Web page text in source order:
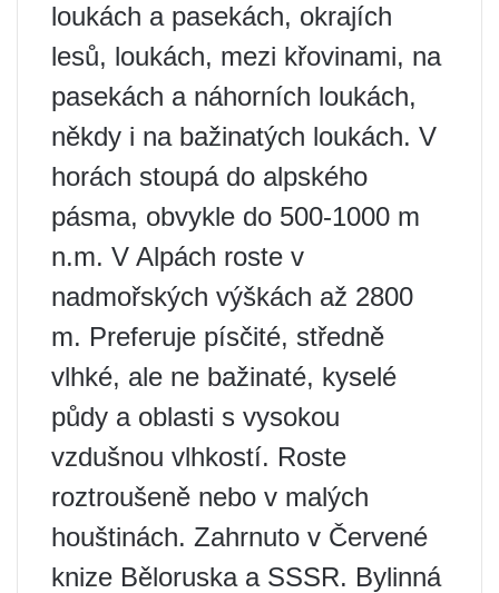
loukách a pasekách, okrajích
lesů, loukách, mezi křovinami, na
pasekách a náhorních loukách,
někdy i na bažinatých loukách. V
horách stoupá do alpského
pásma, obvykle do 500-1000 m
n.m. V Alpách roste v
nadmořských výškách až 2800
m. Preferuje písčité, středně
vlhké, ale ne bažinaté, kyselé
půdy a oblasti s vysokou
vzdušnou vlhkostí. Roste
roztroušeně nebo v malých
houštinách. Zahrnuto v Červené
knize Běloruska a SSSR. Bylinná